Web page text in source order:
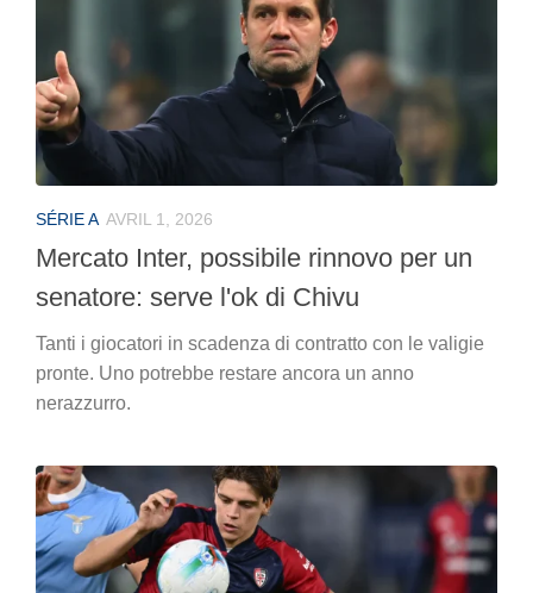
SÉRIE A AVRIL 1, 2026
Mercato Inter, possibile rinnovo per un
senatore: serve l'ok di Chivu
Tanti i giocatori in scadenza di contratto con le valigie
pronte. Uno potrebbe restare ancora un anno
nerazzurro.